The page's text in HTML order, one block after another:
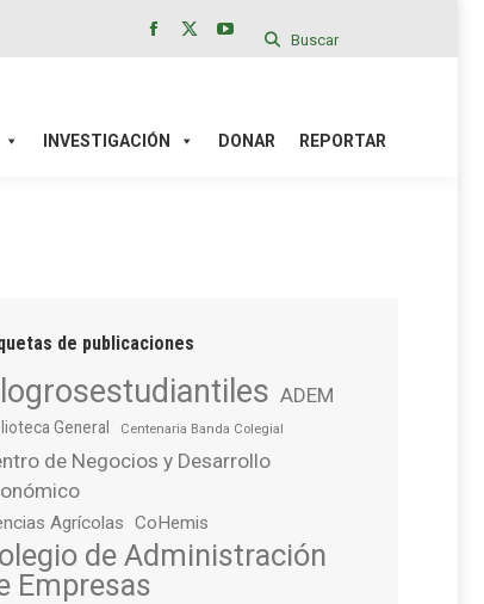
in
in
YouTube
in
Buscar
INVESTIGACIÓN DONAR REPORTAR
de publicaciones
ADEM
General Centenaria Banda Colegial
de Negocios y Desarrollo
Agrícolas CoHemis
de Administración
Empresas